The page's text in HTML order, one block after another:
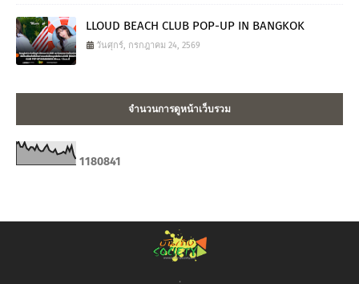
LLOUD BEACH CLUB POP-UP IN BANGKOK
วันศุกร์, กรกฎาคม 24, 2569
จำนวนการดูหน้าเว็บรวม
1180841
.